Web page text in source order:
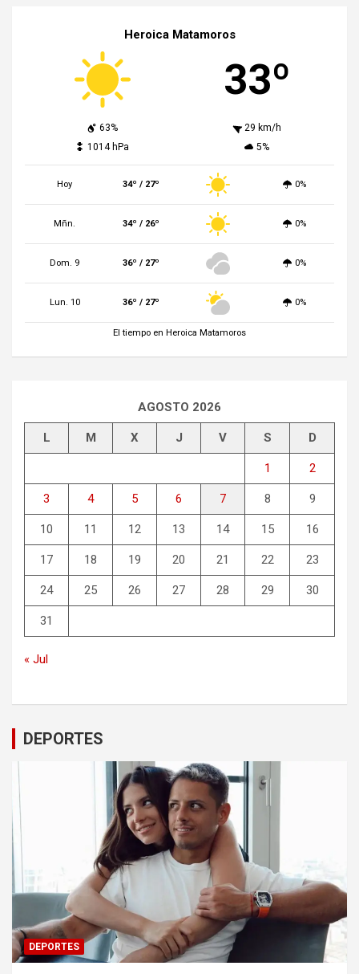
Heroica Matamoros
33º
63%
29 km/h
1014 hPa
5%
Hoy 34º / 27º 0%
Mñn. 34º / 26º 0%
Dom. 9 36º / 27º 0%
Lun. 10 36º / 27º 0%
El tiempo en Heroica Matamoros
AGOSTO 2026
L M X J V S D
1 2
3 4 5 6 7 8 9
10 11 12 13 14 15 16
17 18 19 20 21 22 23
24 25 26 27 28 29 30
31
« Jul
DEPORTES
DEPORTES